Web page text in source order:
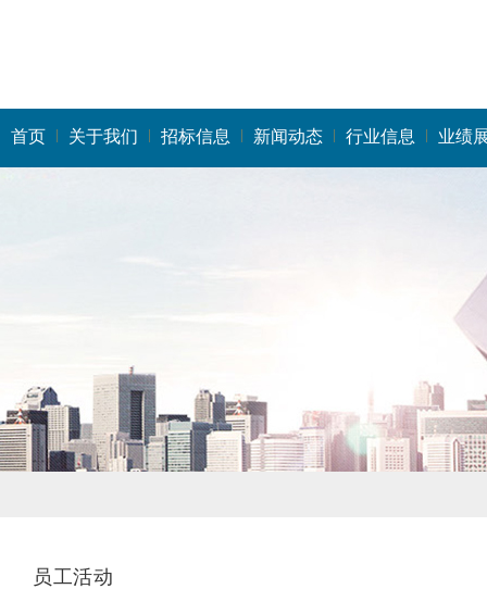
首页 关于我们 招标信息 新闻动态 行业信息 业绩
员工活动